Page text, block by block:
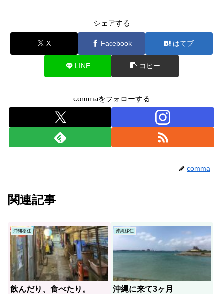
シェアする
X Facebook はてブ
LINE コピー
commaをフォローする
comma
関連記事
沖縄移住
飲んだり、食べたり。
沖縄移住
沖縄に来て3ヶ月